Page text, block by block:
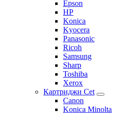
Epson
HP
Konica
Kyocera
Panasonic
Ricoh
Samsung
Sharp
Toshiba
Xerox
Картриджи Cet
Canon
Konica Minolta